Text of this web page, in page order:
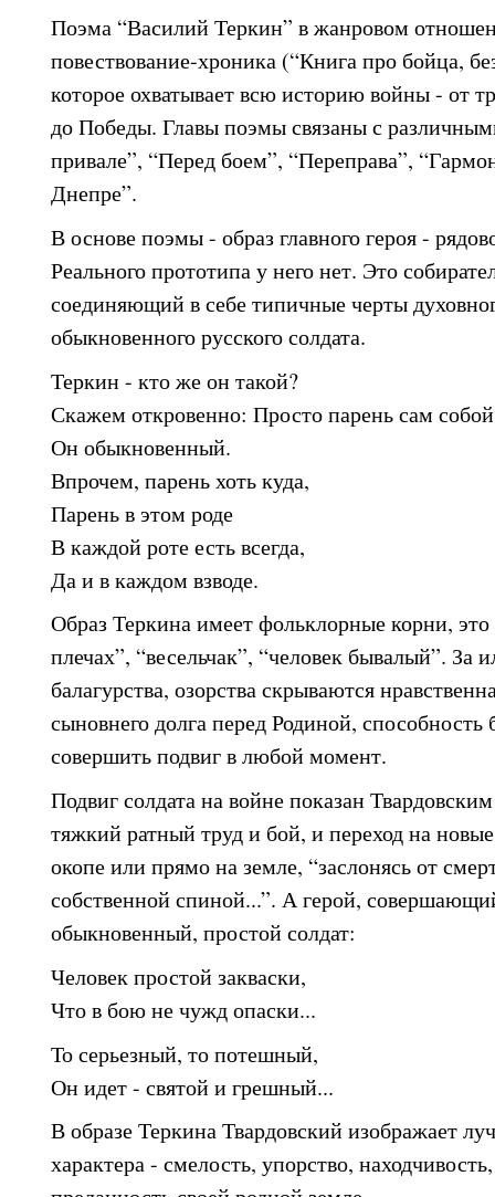
Поэма “Василий Теркин” в жанровом
повествование-хроника (“Книга про бойца,
которое охватывает всю историю войны - от
до Победы. Главы поэмы связаны с
привале”, “Перед боем”, “Переправа”,
Днепре”.
В основе поэмы - образ главного героя -
Реального прототипа у него нет. Это
соединяющий в себе типичные черты
обыкновенного русского солдата.
Теркин - кто же он такой?
Скажем откровенно: Просто парень сам
Он обыкновенный.
Впрочем, парень хоть куда,
Парень в этом роде
В каждой роте есть всегда,
Да и в каждом взводе.
Образ Теркина имеет фольклорные корни, это
плечах”, “весельчак”, “человек бывалый”. За
балагурства, озорства скрываются
сыновнего долга перед Родиной,
совершить подвиг в любой момент.
Подвиг солдата на войне показан
тяжкий ратный труд и бой, и переход на
окопе или прямо на земле, “заслонясь от
собственной спиной...”. А герой,
обыкновенный, простой солдат:
Человек простой закваски,
Что в бою не чужд опаски...
То серьезный, то потешный,
Он идет - святой и грешный...
В образе Теркина Твардовский изображает
характера - смелость, упорство,